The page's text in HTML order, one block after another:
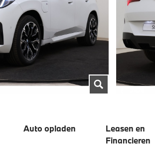
Auto opladen
Leasen en
Financieren